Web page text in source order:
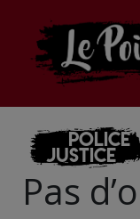
Police
Justice
Pas